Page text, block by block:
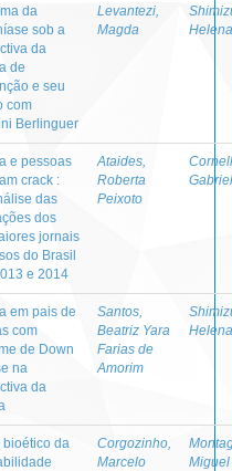
da
sob a
da
de
e seu
com
Berlinguer
Levantezi,
Magda
e pessoas
crack :
das
dos
jornais
do Brasil
e 2014
Ataides,
Roberta
Peixoto
em pais de
com
de Down
na
da
Santos,
Beatriz Yara
Farias de
Amorim
bioético da
Corgozinho,
Marcelo